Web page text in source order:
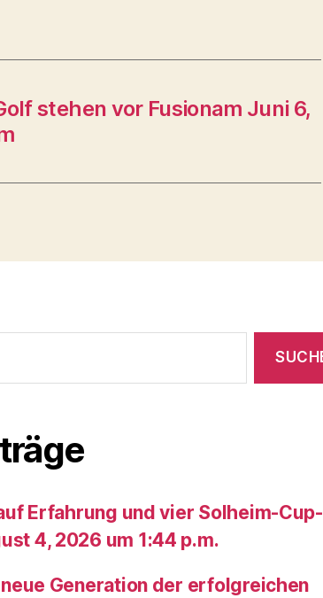
stehen vor Fusionam Juni 6,
Erfahrung und vier Solheim-Cup-
4, 2026 um 1:44 p.m.
Generation der erfolgreichen